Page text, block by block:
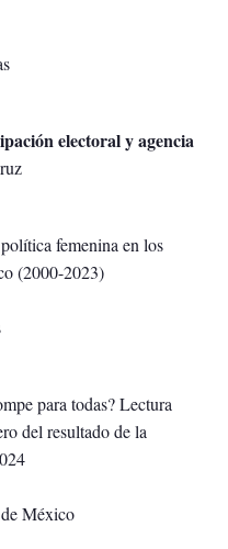
electoral y agencia
femenina en los
(2000-2023)
para todas? Lectura
del resultado de la
México